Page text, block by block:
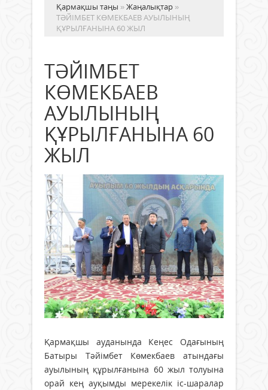
Қармақшы таңы »Жаңалықтар »
ТӘЙІМБЕТ КӨМЕКБАЕВ АУЫЛЫНЫҢ
ҚҰРЫЛҒАНЫНА 60 ЖЫЛ
ТӘЙІМБЕТ
КӨМЕКБАЕВ
АУЫЛЫНЫҢ
ҚҰРЫЛҒАНЫНА 60
ЖЫЛ
Қармақшы ауданында Кеңес Одағының
Батыры Тәйімбет Көмекбаев атындағы
ауылының құрылғанына 60 жыл толуына
орай кең ауқымды мерекелік іс-шаралар